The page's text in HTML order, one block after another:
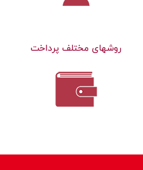
روشهای مختلف پرداخت